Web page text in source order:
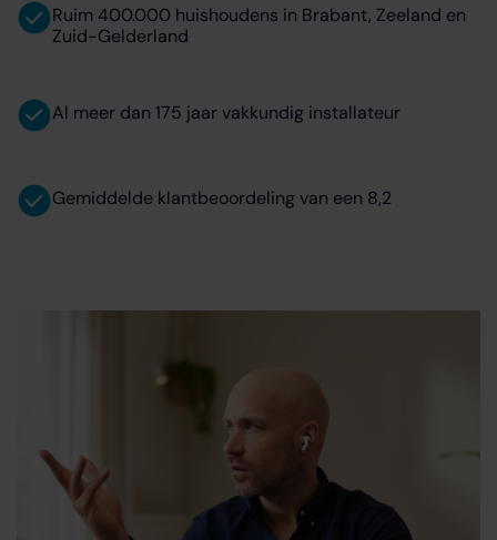
Ruim 400.000 huishoudens in Brabant, Zeeland en
Zuid-Gelderland
Al meer dan 175 jaar vakkundig installateur
Gemiddelde klantbeoordeling van een 8,2
Wij zijn uw duurzame
energiespecialist
Met onze jarenlange ervaring zijn wij dé specialist op het
gebied van warmte en comfort in huis. We voorzien in de
regio Noord-Brabant, Zeeland en Zuid-Gelderland ruim